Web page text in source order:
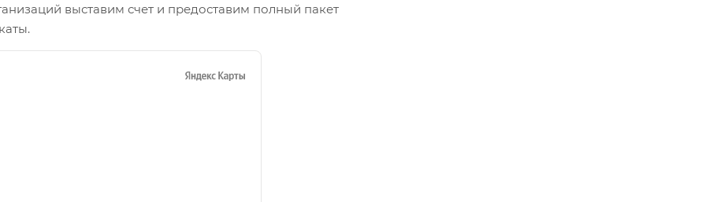
выставим счет и предоставим полный пакет